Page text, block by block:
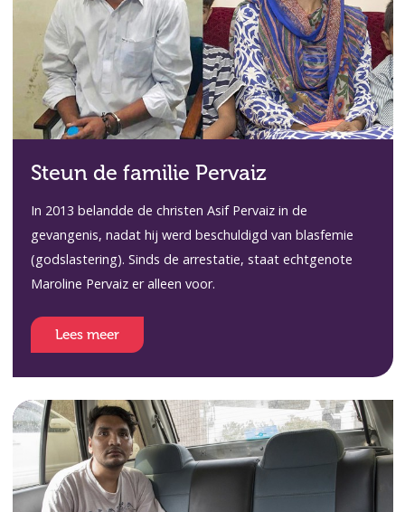
Steun de familie Pervaiz
In 2013 belandde de christen Asif Pervaiz in de
gevangenis, nadat hij werd beschuldigd van blasfemie
(godslastering). Sinds de arrestatie, staat echtgenote
Maroline Pervaiz er alleen voor.
Lees meer